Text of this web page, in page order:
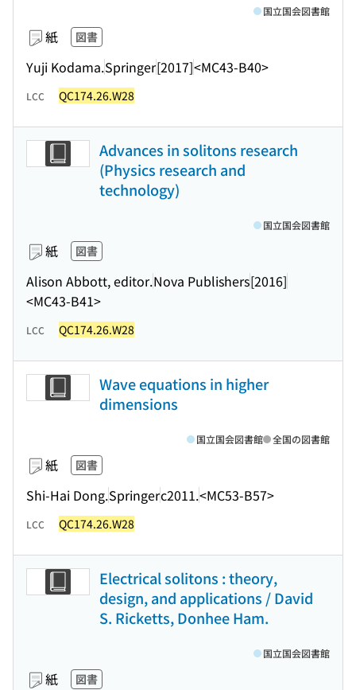
紙 図書
Yuji Kodama.Springer[2017]<MC43-B40>
国立国会図書館
LCC QC174.26.W28
Advances in solitons research
(Physics research and
technology)
紙 図書
Alison Abbott, editor.Nova Publishers[2016]
<MC43-B41>
国立国会図書館
LCC QC174.26.W28
Wave equations in higher
dimensions
紙 図書
Shi-Hai Dong.Springerc2011.<MC53-B57>
国立国会図書館 全国の図書館
LCC QC174.26.W28
Electrical solitons : theory,
design, and applications / David
S. Ricketts, Donhee Ham.
紙 図書
国立国会図書館